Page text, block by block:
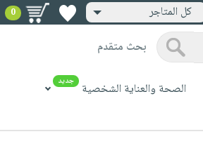
كل المتاجر 0
بحث متقدم
الصحة والعناية الشخصية جديد